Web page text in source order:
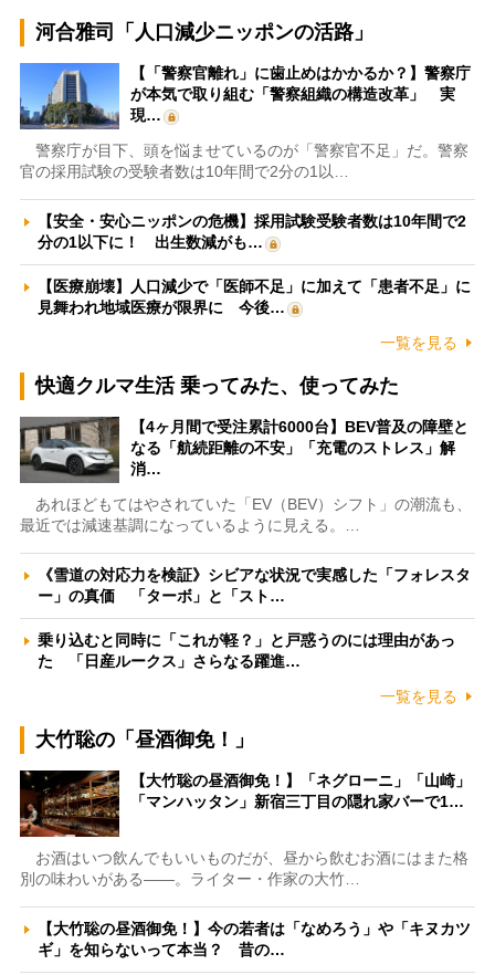
河合雅司「人口減少ニッポンの活路」
【「警察官離れ」に歯止めはかかるか？】警察庁
が本気で取り組む「警察組織の構造改革」 実
現…
警察庁が目下、頭を悩ませているのが「警察官不足」だ。警察
官の採用試験の受験者数は10年間で2分の1以…
【安全・安心ニッポンの危機】採用試験受験者数は10年間で2
分の1以下に！ 出生数減がも…
【医療崩壊】人口減少で「医師不足」に加えて「患者不足」に
見舞われ地域医療が限界に 今後…
一覧を見る
快適クルマ生活 乗ってみた、使ってみた
【4ヶ月間で受注累計6000台】BEV普及の障壁と
なる「航続距離の不安」「充電のストレス」解
消…
あれほどもてはやされていた「EV（BEV）シフト」の潮流も、
最近では減速基調になっているように見える。…
《雪道の対応力を検証》シビアな状況で実感した「フォレスタ
ー」の真価 「ターボ」と「スト…
乗り込むと同時に「これが軽？」と戸惑うのには理由があっ
た 「日産ルークス」さらなる躍進…
一覧を見る
大竹聡の「昼酒御免！」
【大竹聡の昼酒御免！】「ネグローニ」「山崎」
「マンハッタン」新宿三丁目の隠れ家バーで1…
お酒はいつ飲んでもいいものだが、昼から飲むお酒にはまた格
別の味わいがある――。ライター・作家の大竹…
【大竹聡の昼酒御免！】今の若者は「なめろう」や「キヌカツ
ギ」を知らないって本当？ 昔の…